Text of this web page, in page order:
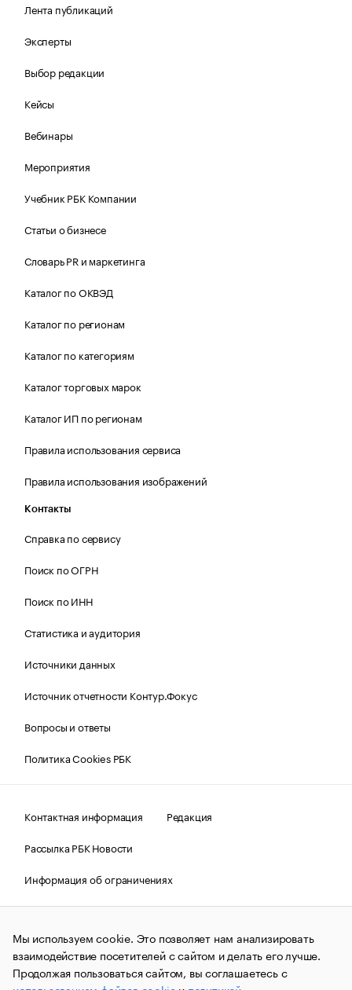
Лента публикаций
Эксперты
Выбор редакции
Кейсы
Вебинары
Мероприятия
Учебник РБК Компании
Статьи о бизнесе
Словарь PR и маркетинга
Каталог по ОКВЭД
Каталог по регионам
Каталог по категориям
Каталог торговых марок
Каталог ИП по регионам
Правила использования сервиса
Правила использования изображений
Контакты
Справка по сервису
Поиск по ОГРН
Поиск по ИНН
Статистика и аудитория
Источники данных
Источник отчетности Контур.Фокус
Вопросы и ответы
Политика Cookies РБК
Контактная информация
Редакция
Рассылка РБК Новости
Информация об ограничениях
Правовая информация
О соблюдении авторских прав
© АО «РОСБИЗНЕСКОНСАЛТИНГ»,1995–2026.Сообщения
и материалы информационного агентства «РБК»
(зарегистрировано Федеральной службой по надзору в сфере
связи, информационных технологий и массовых
Мы используем cookie. Это позволяет нам анализировать
взаимодействие посетителей с сайтом и делать его лучше.
Продолжая пользоваться сайтом, вы соглашаетесь с